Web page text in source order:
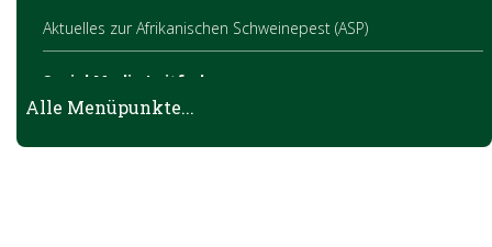
Aktuelles zur Afrikanischen Schweinepest (ASP)
Social Media Leitfaden
Alle Menüpunkte...